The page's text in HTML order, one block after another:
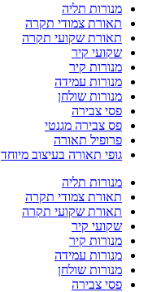
מנורות תליה
תאורת צמודי תקרה
תאורת שקועי תקרה
שקועי קיר
מנורות קיר
מנורות עמידה
מנורות שולחן
פסי צבירה
פס צבירה מגנטי
פרופיל תאורה
גופי תאורה בעיצוב מיוחד
מנורות תליה
תאורת צמודי תקרה
תאורת שקועי תקרה
שקועי קיר
מנורות קיר
מנורות עמידה
מנורות שולחן
פסי צבירה